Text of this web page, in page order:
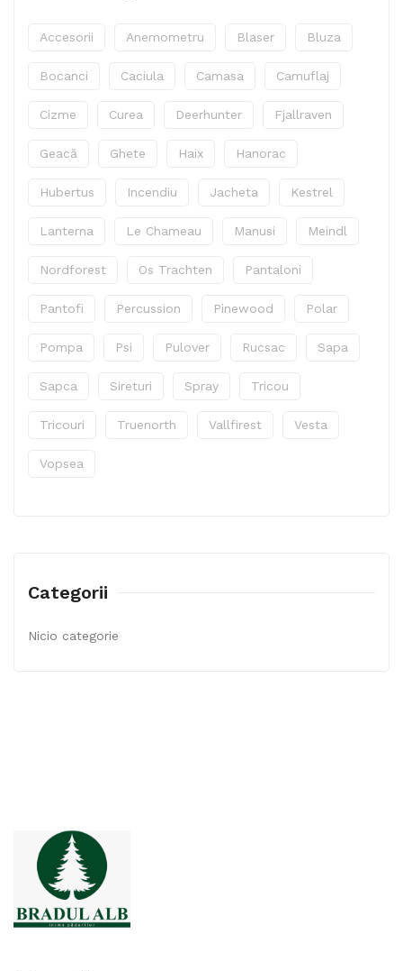
Accesorii Anemometru Blaser Bluza
Bocanci Caciula Camasa Camuflaj
Cizme Curea Deerhunter Fjallraven
Geacă Ghete Haix Hanorac
Hubertus Incendiu Jacheta Kestrel
Lanterna Le Chameau Manusi Meindl
Nordforest Os Trachten Pantaloni
Pantofi Percussion Pinewood Polar
Pompa Psi Pulover Rucsac Sapa
Sapca Sireturi Spray Tricou
Tricouri Truenorth Vallfirest Vesta
Vopsea
Categorii
Nicio categorie